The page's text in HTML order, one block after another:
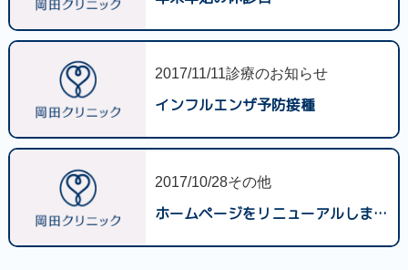
2017/11/11診療のお知らせ
インフルエンザ予防接種
2017/10/28その他
ホームページをリニューアルしました。